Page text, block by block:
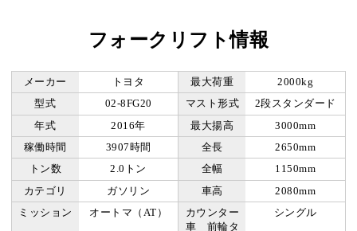
フォークリフト情報
メーカー トヨタ 最大荷重
2000kg
型式
02-8FG20 マスト形式
2段スタンダード
年式
2016年 最大揚高
3000mm
稼働時間
3907時間 全長
2650mm
トン数
2.0トン 全幅
1150mm
カテゴリ
ガソリン 車高
2080mm
ミッション
オートマ（AT）
カウンター
車 前輪タ
シングル